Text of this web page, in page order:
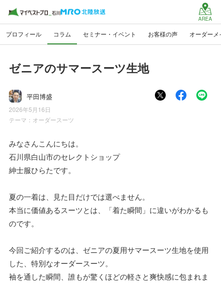
AREA
プロフィール コラム セミナー・イベント お客様の声 オーダーメ
ゼニアのサマースーツ生地
平田博盛
2026年5月16日
テーマ： オーダースーツ
みなさんこんにちは。
石川県白山市のセレクトショップ
紳士服ひらたです。
夏の一着は、見た目だけでは選べません。
本当に価値あるスーツとは、「着た瞬間」に違いがわかるも
のです。
今回ご紹介するのは、ゼニアの夏用サマースーツ生地を使用
した、特別なオーダースーツ。
袖を通した瞬間、誰もが驚くほどの軽さと爽快感に包まれま